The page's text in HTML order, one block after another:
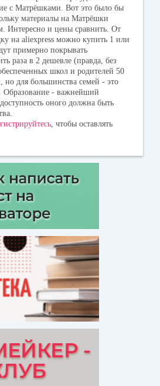
с Матрёшками. Вот это было бы
материалы на Матрёшки
Интересно и цены сравнить. От
на aliexpress можно купить 1 или
примерно покрывать
раза в 2 дешевле (правда, без
школ и родителей 50
но для большинства семей - это
Образование - важнейший
оного должна быть
, чтобы оставлять